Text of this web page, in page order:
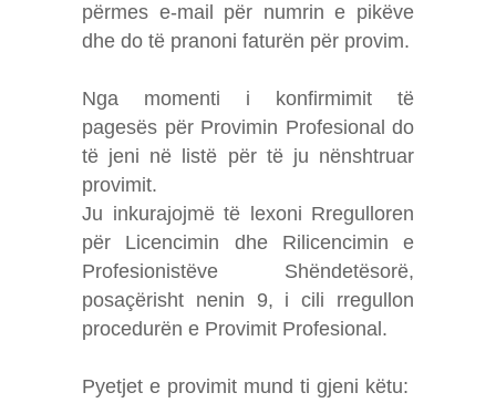
përmes e-mail për numrin e pikëve
dhe do të pranoni faturën për provim.
Nga momenti i konfirmimit të
pagesës për Provimin Profesional do
të jeni në listë për të ju nënshtruar
provimit.
Ju inkurajojmë të lexoni Rregulloren
për Licencimin dhe Rilicencimin e
Profesionistëve Shëndetësorë,
posaçërisht nenin 9, i cili rregullon
procedurën e Provimit Profesional.
Pyetjet e provimit mund ti gjeni këtu: